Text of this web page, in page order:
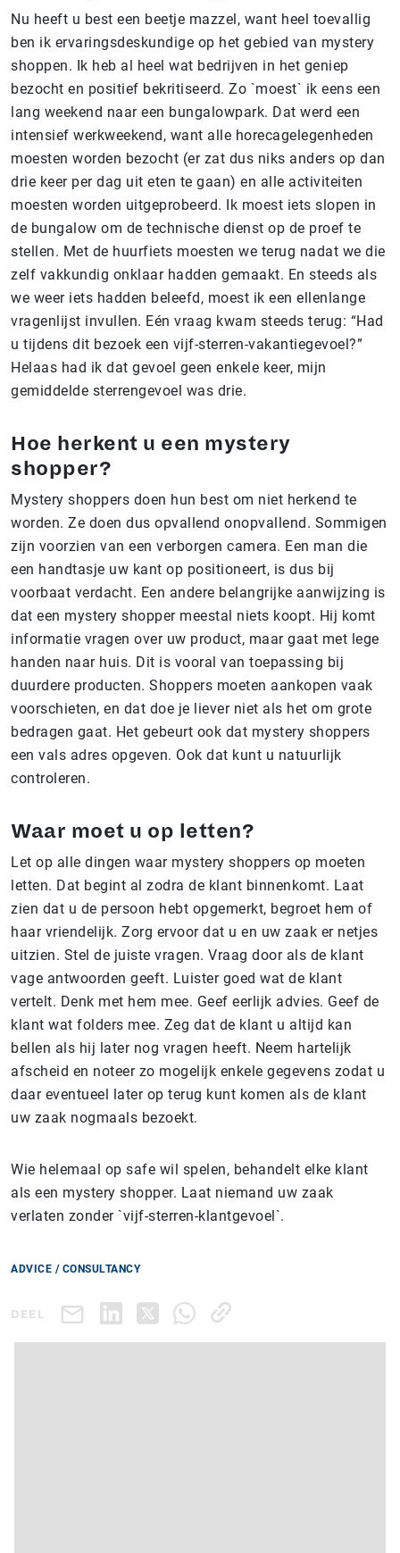
Nu heeft u best een beetje mazzel, want heel toevallig
ben ik ervaringsdeskundige op het gebied van mystery
shoppen. Ik heb al heel wat bedrijven in het geniep
bezocht en positief bekritiseerd. Zo `moest` ik eens een
lang weekend naar een bungalowpark. Dat werd een
intensief werkweekend, want alle horecagelegenheden
moesten worden bezocht (er zat dus niks anders op dan
drie keer per dag uit eten te gaan) en alle activiteiten
moesten worden uitgeprobeerd. Ik moest iets slopen in
de bungalow om de technische dienst op de proef te
stellen. Met de huurfiets moesten we terug nadat we die
zelf vakkundig onklaar hadden gemaakt. En steeds als
we weer iets hadden beleefd, moest ik een ellenlange
vragenlijst invullen. Eén vraag kwam steeds terug: “Had
u tijdens dit bezoek een vijf-sterren-vakantiegevoel?”
Helaas had ik dat gevoel geen enkele keer, mijn
gemiddelde sterrengevoel was drie.
Hoe herkent u een mystery
shopper?
Mystery shoppers doen hun best om niet herkend te
worden. Ze doen dus opvallend onopvallend. Sommigen
zijn voorzien van een verborgen camera. Een man die
een handtasje uw kant op positioneert, is dus bij
voorbaat verdacht. Een andere belangrijke aanwijzing is
dat een mystery shopper meestal niets koopt. Hij komt
informatie vragen over uw product, maar gaat met lege
handen naar huis. Dit is vooral van toepassing bij
duurdere producten. Shoppers moeten aankopen vaak
voorschieten, en dat doe je liever niet als het om grote
bedragen gaat. Het gebeurt ook dat mystery shoppers
een vals adres opgeven. Ook dat kunt u natuurlijk
controleren.
Waar moet u op letten?
Let op alle dingen waar mystery shoppers op moeten
letten. Dat begint al zodra de klant binnenkomt. Laat
zien dat u de persoon hebt opgemerkt, begroet hem of
haar vriendelijk. Zorg ervoor dat u en uw zaak er netjes
uitzien. Stel de juiste vragen. Vraag door als de klant
vage antwoorden geeft. Luister goed wat de klant
vertelt. Denk met hem mee. Geef eerlijk advies. Geef de
klant wat folders mee. Zeg dat de klant u altijd kan
bellen als hij later nog vragen heeft. Neem hartelijk
afscheid en noteer zo mogelijk enkele gegevens zodat u
daar eventueel later op terug kunt komen als de klant
uw zaak nogmaals bezoekt.
Wie helemaal op safe wil spelen, behandelt elke klant
als een mystery shopper. Laat niemand uw zaak
verlaten zonder `vijf-sterren-klantgevoel`.
ADVICE / CONSULTANCY
DEEL